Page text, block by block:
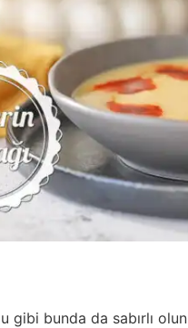
bunda da sabırlı olun